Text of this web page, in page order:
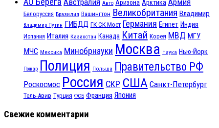
Австралия Авто Аризона Арктика Армия
Белоруссия Бразилия Вашингтон Великобритания Владимир
Владимир Путин ГИБДД ГК СК Мост Германия Египет Индия
Испания Италия Казахстан Канада Китай Корея МВД МГУ
МЧС Мексика Минобрнауки Москва Наука Нью-Йорк
Пожар Полиция Польша Правительство РФ
Роскосмос Россия СКР США Санкт-Петербург
Тель-Авив Турция ФСБ Франция Япония
Свежие комментарии